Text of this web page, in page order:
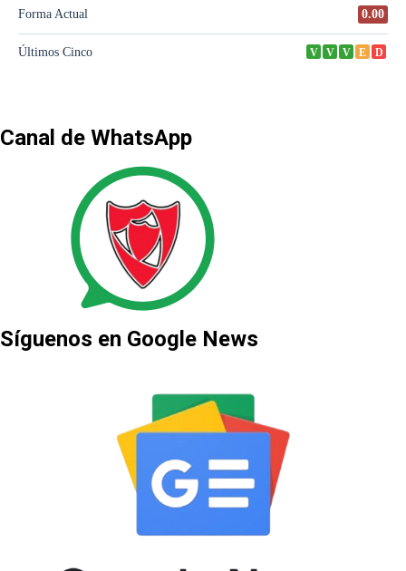
Canal de WhatsApp
Síguenos en Google News